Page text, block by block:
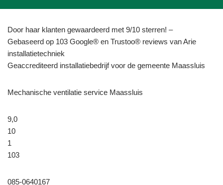
Door haar klanten gewaardeerd met 9/10 sterren! –
Gebaseerd op 103 Google® en Trustoo® reviews van Arie
installatietechniek
Geaccrediteerd installatiebedrijf voor de gemeente Maassluis
Mechanische ventilatie service Maassluis
9,0
10
1
103
085-0640167